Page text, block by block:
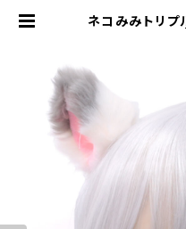
ネコみみトリ